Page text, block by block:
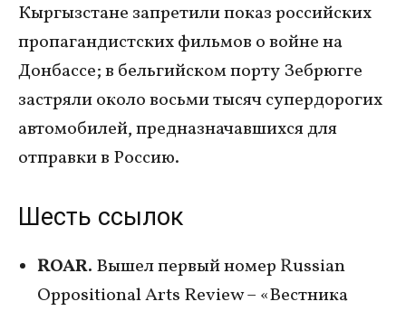
Кыргызстане запретили показ российских
пропагандистских фильмов о войне на
Донбассе; в бельгийском порту Зебрюгге
застряли около восьми тысяч супердорогих
автомобилей, предназначавшихся для
отправки в Россию.
Шесть ссылок
ROAR. Вышел первый номер Russian
Oppositional Arts Review – «Вестника